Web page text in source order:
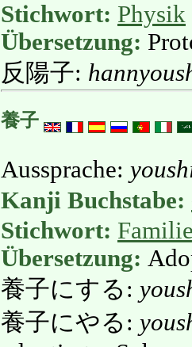
Stichwort: Physik
Übersetzung:
反陽子:
養子
Aussprache:
Kanji Buchstabe:
Stichwort:
Übersetzung:
養子にする:
養子にやる: